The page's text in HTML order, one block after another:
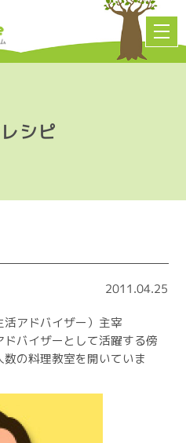
シピ
2011.04.25
アドバイザー）主宰
バイザーとして活躍する傍
の料理教室を開いていま